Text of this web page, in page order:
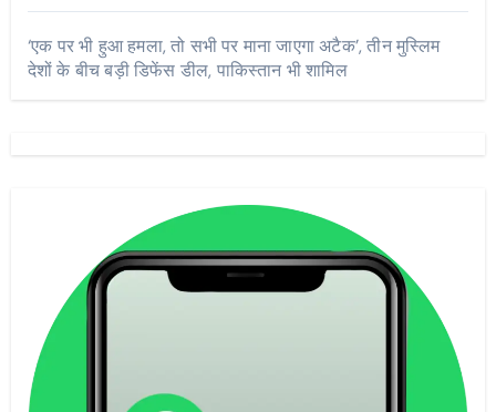
‘एक पर भी हुआ हमला, तो सभी पर माना जाएगा अटैक’, तीन मुस्लिम
देशों के बीच बड़ी डिफेंस डील, पाकिस्तान भी शामिल